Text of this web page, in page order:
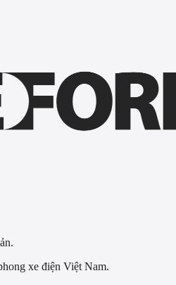
xe điện Việt Nam.